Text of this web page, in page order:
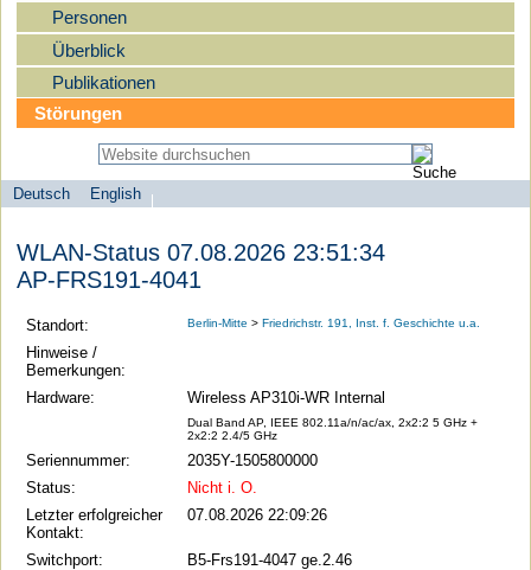
Personen
Überblick
Publikationen
Störungen
Sprachauswahl
Deutsch
English
search-menu
Universität
zu
Berlin
Computer-
und
WLAN-Status 07.08.2026 23:51:34
AP-FRS191-4041
Standort: Berlin-Mitte >Friedrichstr. 191, Inst. f. Geschichte u.a.
Hinweise /
Bemerkungen:
Hardware:
Wireless AP310i-WR Internal
Dual Band AP, IEEE 802.11a/n/ac/ax, 2x2:2 5 GHz +
2x2:2 2.4/5 GHz
Seriennummer:
2035Y-1505800000
Status:
Nicht i. O.
Letzter erfolgreicher
Kontakt:
07.08.2026 22:09:26
Switchport:
B5-Frs191-4047 ge.2.46